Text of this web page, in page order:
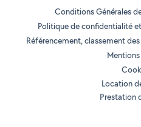
Conditions Générales
Politique de confidentialité
Référencement, classement
Location
Prestation